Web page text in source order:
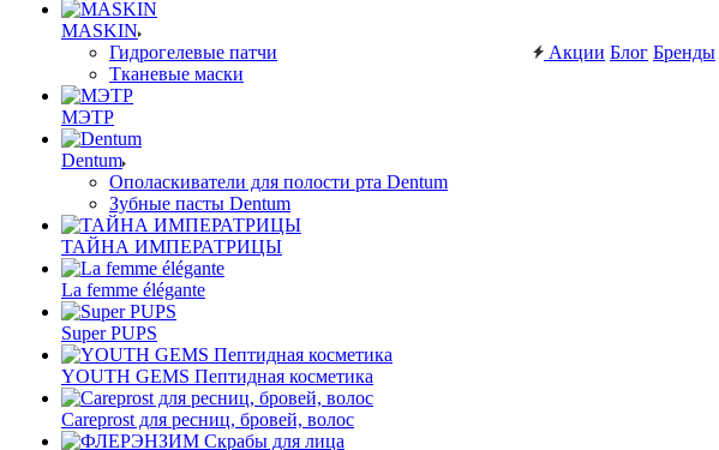
MASKIN
Гидрогелевые патчи
Тканевые маски
МЭТР
Dentum
Ополаскиватели для полости рта Dentum
Зубные пасты Dentum
ТАЙНА ИМПЕРАТРИЦЫ
La femme élégante
Super PUPS
YOUTH GEMS Пептидная косметика
Careprost для ресниц, бровей, волос
Акции Блог Бренды